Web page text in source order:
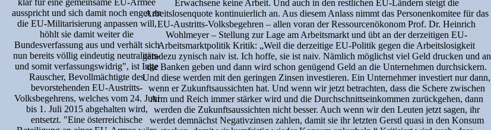
Erwachsene keine Arbeit. Und auch in den restlichen EU-Ländern steigt die
Arbeitslosenquote kontinuierlich an. Aus diesem Anlass nimmt das Personenkomitee für das
EU-Austritts-Volksbegehren – allen voran der Ressourcenökonom Prof. Dr. Heinrich
Wohlmeyer – Stellung zur Lage am Arbeitsmarkt und übt an der derzeitigen EU-
Arbeitsmarktpolitik Kritik: „Weil die derzeitige EU-Politik gegen die Arbeitslosigkeit
geradezu zynisch naiv ist. Ich hoffe, sie ist naiv. Nämlich möglichst viel Geld drucken und an
die Banken geben und dann wird schon genügend Geld an die Unternehmen durchsickern.
Und diese werden mit den geringen Zinsen investieren. Ein Unternehmer investiert nur dann,
wenn er Zukunftsaussichten hat. Und wenn wir jetzt betrachten, dass die Schere zwischen
Arm und Reich immer stärker wird und die Durchschnittseinkommen zurückgehen, dann
werden die Zukunftsaussichten nicht besser. Auch wenn wir den Leuten jetzt sagen, ihr
werdet demnächst Negativzinsen zahlen, damit sie ihr letzten Gerstl quasi in den Konsum
ausspricht und sich damit noch enger an
die EU-Militarisierung anpassen will,
höhlt sie damit weiter die
Bundesverfassung aus und verhält sich
nun bereits völlig eindeutig neutralitäts-
und somit verfassungswidrig", ist Inge
Rauscher, Bevollmächtigte des
bevorstehenden EU-Austritts-
Volksbegehrens, welches vom 24. Juni
bis 1. Juli 2015 abgehalten wird,
entsetzt. "Eine österreichische